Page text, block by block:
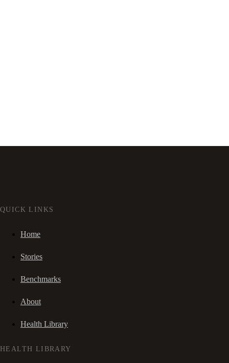
QUICK LINKS
Home
Stories
Benchmarks
About
Health Library
HEALTH LIBRARY